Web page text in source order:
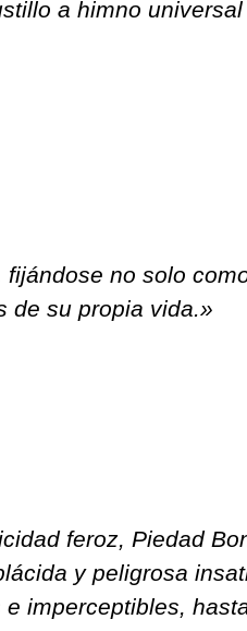
a himno
no solo
de su propia vida.»
feroz, Piedad
y peligrosa
imperceptibles,